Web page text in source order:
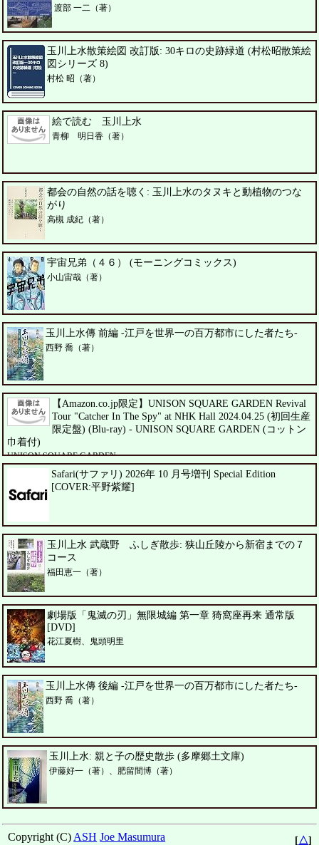
渡部 一二（著）
玉川上水散策絵図 改訂版: 30キロの史跡緑道 (村松昭散策絵
図シリーズ 8)
村松 昭（著）
絵で読む 玉川上水
青柳 明日香（著）
都会の自然の話を聴く: 玉川上水のタヌキと動植物のつな
がり
高槻 成紀（著）
宇宙兄弟（４６） (モーニングコミックス)
小山宙哉（著）
玉川上水傳 前編 -江戸を世界一の百万都市にした者たち-
西野 喬（著）
【Amazon.co.jp限定】UNISON SQUARE GARDEN Revival
Tour "Catcher In The Spy" at NHK Hall 2024.04.25 (初回生産
限定盤) (Blu-ray) - UNISON SQUARE GARDEN (コットン
巾着付)
UNISON SQUARE GARDEN
Safari(サファリ) 2026年 10 月号増刊 Special Edition
[COVER:平野紫耀]
玉川上水 武蔵野 ふしぎ散歩: 狭山丘陵から新宿までの７
コース
福田恵一（著）
劇場版「鬼滅の刃」無限城編 第一章 猗窩座再来 通常版
[DVD]
花江夏樹、鬼頭明里
玉川上水傳 後編 -江戸を世界一の百万都市にした者たち-
西野 喬（著）
玉川上水: 親と子の歴史散歩 (多摩郷土文庫)
伊藤好一（著）、肥留間博（著）
[△]
Copyright (C) ASH Joe Masumura